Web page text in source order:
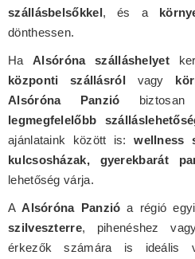
szállásbelsőkkel, és a
dönthessen.
HaAlsóróna szálláshelyet
központi szállásról vagy
Alsóróna Panzió
legmegfelelőbb
ajánlataink között is:wellness
kulcsosházak, gyerekbarát
lehetőség várja.
AAlsóróna Panzió a régió
szilveszterre, pihenéshez
érkezők számára is ideális